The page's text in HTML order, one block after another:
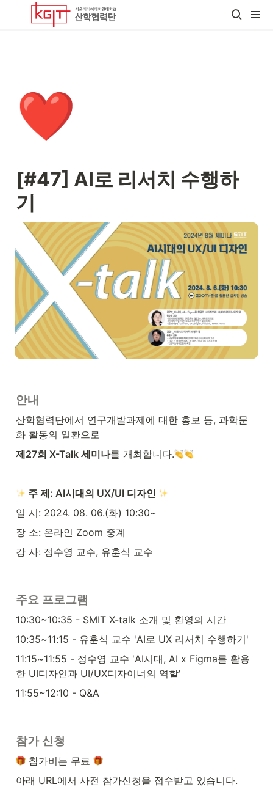
❤️
[#47] AI로 리서치 수행하
기
안내
산학협력단에서 연구개발과제에 대한 홍보 등, 과학문
화 활동의 일환으로
제27회 X-Talk 세미나를 개최합니다.
주 제: AI시대의 UX/UI 디자인
일 시: 2024. 08. 06.(화) 10:30~
장 소: 온라인 Zoom 중계
강 사: 정수영 교수, 유훈식 교수
주요 프로그램
10:30~10:35 - SMIT X-talk 소개 및 환영의 시간
10:35~11:15 - 유훈식 교수 'AI로 UX 리서치 수행하기'
11:15~11:55 - 정수영 교수 'AI시대, AI x Figma를 활용
한 UI디자인과 UI/UX디자이너의 역할'
11:55~12:10 - Q&A
참가 신청
참가비는 무료
아래 URL에서 사전 참가신청을 접수받고 있습니다.